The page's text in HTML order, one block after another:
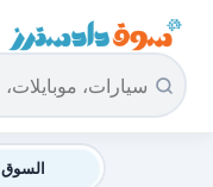
سوق دادسترز الرئيسية
السوق